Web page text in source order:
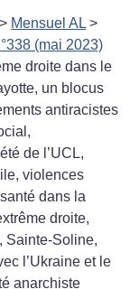
> Mensuel AL >
(mai 2023)
droite dans le
un blocus
antiracistes
de l’UCL,
violences
dans la
droite,
Sainte-Soline,
l’Ukraine et le
anarchiste